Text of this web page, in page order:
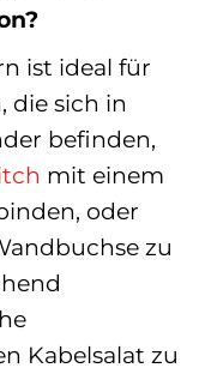
ist ideal für
die sich in
befinden,
mit einem
oder
zu
Kabelsalat zu